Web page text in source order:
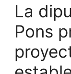
La
Pons